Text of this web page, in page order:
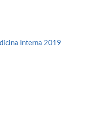
Interna 2019